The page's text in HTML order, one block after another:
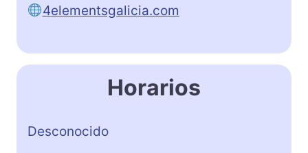
4elementsgalicia.com
Horarios
Desconocido